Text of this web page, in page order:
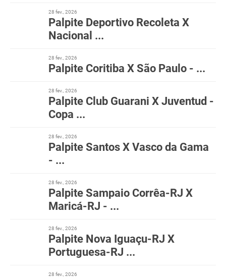
28 fev., 2026
Palpite Deportivo Recoleta X
Nacional ...
28 fev., 2026
Palpite Coritiba X São Paulo - ...
28 fev., 2026
Palpite Club Guarani X Juventud -
Copa ...
28 fev., 2026
Palpite Santos X Vasco da Gama
- ...
28 fev., 2026
Palpite Sampaio Corrêa-RJ X
Maricá-RJ - ...
28 fev., 2026
Palpite Nova Iguaçu-RJ X
Portuguesa-RJ ...
28 fev., 2026